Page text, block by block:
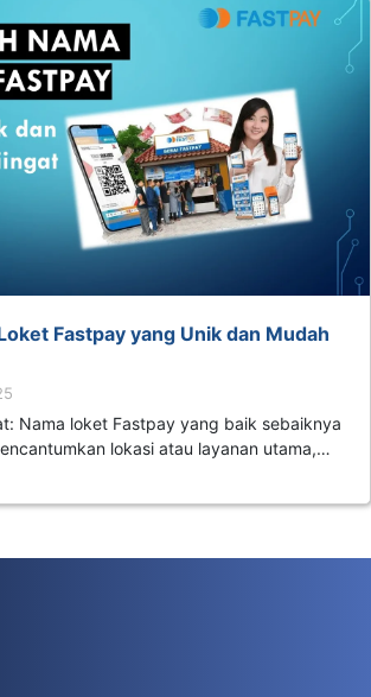
Fastpay yang Unik dan Mudah
Nama loket Fastpay yang baik sebaiknya
lokasi atau layanan utama,…